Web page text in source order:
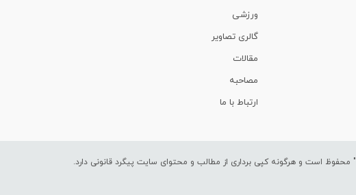
ورزشی
گالری تصاویر
مقالات
مصاحبه
ارتباط با ما
" محفوظ است و هرگونه کپی برداری از مطالب و محتوای سایت پیگرد قانونی دارد.